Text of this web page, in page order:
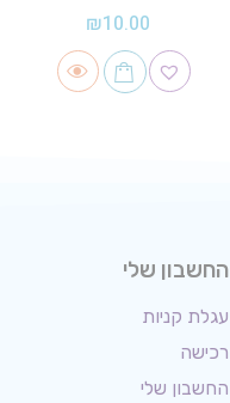
₪10.00
החשבון שלי
עגלת קניות
רכישה
החשבון שלי